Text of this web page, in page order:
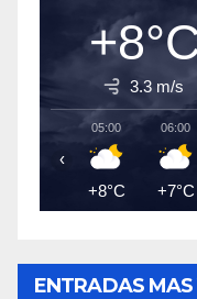
3.3 m/s
05:00
+8°C
06:00
+7°C
‹
ENTRADAS MAS